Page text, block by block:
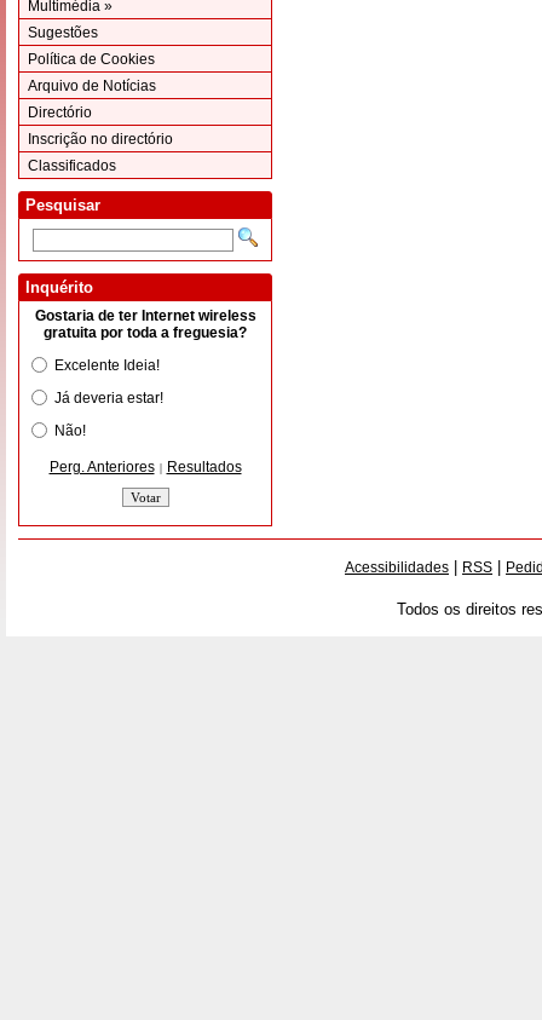
Multimédia »
Sugestões
Política de Cookies
Arquivo de Notícias
Directório
Inscrição no directório
Classificados
Pesquisar
Inquérito
Gostaria de ter Internet wireless
gratuita por toda a freguesia?
Excelente Ideia!
Já deveria estar!
Não!
Perg. Anteriores | Resultados
Acessibilidades RSS
Todos os direitos